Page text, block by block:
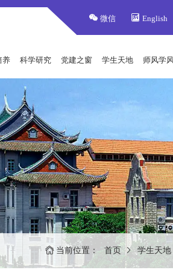
微信 English
养 科学研究 党建之窗 学生天地 师风学
当前位置： 首页 学生天地